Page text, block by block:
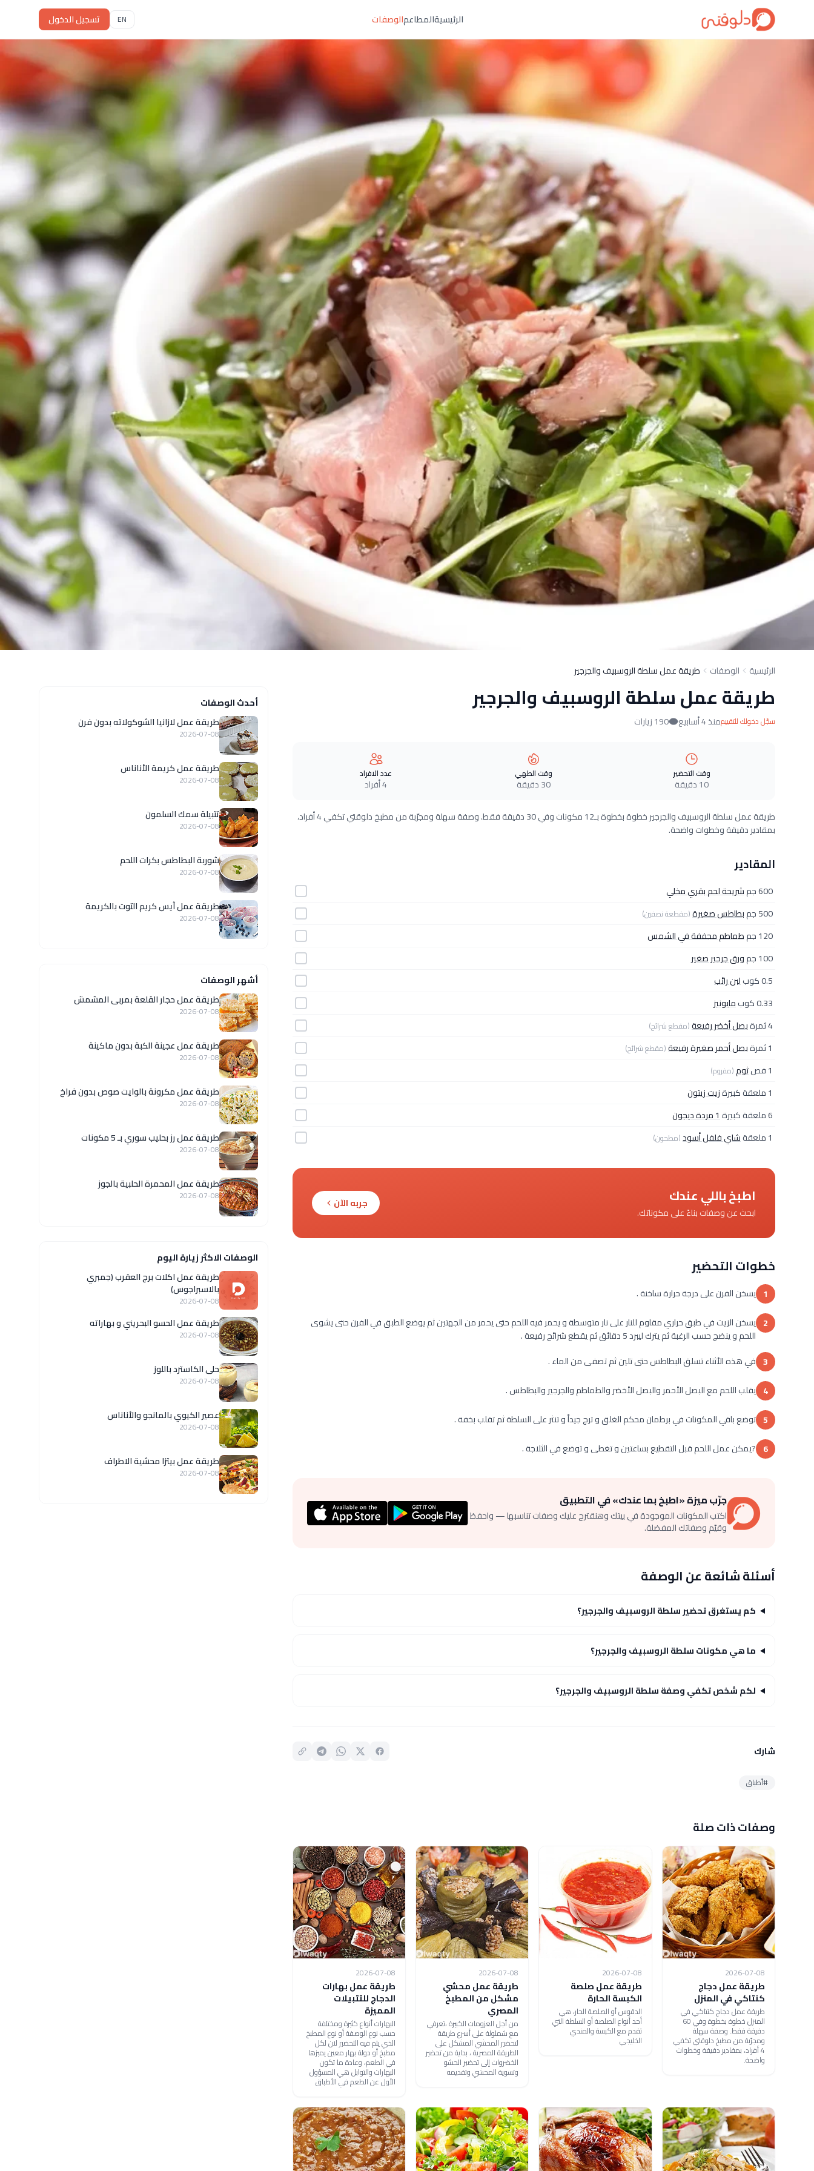
الرئيسيةالمطاعمالوصفات EN تسجيل الدخول
الرئيسية الوصفات طريقة عمل سلطة الروسبيف والجرجير
طريقة عمل سلطة الروسبيف والجرجير
سجّل دخولك للتقييممنذ 4 أسابيع 190 زيارات
وقت التحضير
10 دقيقة
وقت الطهي
30 دقيقة
عدد الافراد
4 أفراد
طريقة عمل سلطة الروسبيف والجرجير خطوة بخطوة بـ12 مكونات وفي 30 دقيقة فقط. وصفة سهلة ومجرّبة من مطبخ دلوقتي تكفي 4 أفراد،
بمقادير دقيقة وخطوات واضحة.
المقادير
600 جم
شريحة لحم بقري مخلي
500 جم
بطاطس صغيرة(مقطعة نصفين)
120 جم
طماطم مجففة في الشمس
100 جم
ورق جرجير صغير
0.5 كوب
لبن رائب
0.33 كوب
مايونيز
4 ثمرة
بصل أخضر رفيعة(مقطع شرائح)
1 ثمرة بصل أحمر صغيرة رفيعة(مقطع شرائح)
1 فص ثوم(مفروم)
1 ملعقة كبيرة
زيت زيتون
6 ملعقة كبيرة
1 مردة ديجون
1 ملعقة
شاي فلفل أسود(مطحون)
اطبخ باللي عندك
ابحث عن وصفات بناءً على مكوناتك.
جربه الآن
خطوات التحضير
1 يسخن الفرن على درجة حرارة ساخنة .
2 يسخن الزيت في طبق حراري مقاوم للنار على نار متوسطة و يحمر فيه اللحم حتى يحمر من الجهتين ثم يوضع الطبق في الفرن حتى يشوى
اللحم و ينضج حسب الرغبة ثم يترك ليبرد 5 دقائق ثم يقطع شرائح رفيعة .
3 في هذه الأثناء تسلق البطاطس حتى تلين ثم تصفى من الماء .
4 يقلب اللحم مع البصل الأحمر والبصل الأخضر والطماطم والجرجير والبطاطس .
5 توضع باقي المكونات في برطمان محكم الغلق و ترج جيداً و تنثر على السلطة ثم تقلب بخفة .
6 ?يمكن عمل اللحم قبل التقطيع بساعتين و تغطى و توضع في الثلاجة .
جرّب ميزة «اطبخ بما عندك» في التطبيق
اكتب المكونات الموجودة في بيتك وهنقترح عليك وصفات تناسبها — واحفظ
وقيّم وصفاتك المفضلة.
أسئلة شائعة عن الوصفة
كم يستغرق تحضير سلطة الروسبيف والجرجير؟
ما هي مكونات سلطة الروسبيف والجرجير؟
لكم شخص تكفي وصفة سلطة الروسبيف والجرجير؟
شارك
#أطباق
وصفات ذات صلة
2026-07-08
طريقة عمل دجاج
كنتاكي في المنزل
طريقة عمل دجاج كنتاكي في
المنزل خطوة بخطوة وفي 60
دقيقة فقط. وصفة سهلة
ومجرّبة من مطبخ دلوقتي تكفي
4 أفراد، بمقادير دقيقة وخطوات
واضحة.
2026-07-08
طريقة عمل صلصة
الكبسة الحارة
الدقوس أو الصلصة الحار، هي
أحد أنواع الصلصة أو السلطة التي
تقدم مع الكبسة والمندي
الخليجي
2026-07-08
طريقة عمل محشي
مشكل من المطبخ
المصري
من أجل العزومات الكبيرة ،تعرفي
مع شملولة على أسرع طريقة
لتحضير المحشي المشكل على
الطريقة المصرية ، بداية من تحضير
الخضروات إلى تحضير الحشو
وتسوية المحشي وتقديمه
2026-07-08
طريقة عمل بهارات
الدجاج للتتبيلات
المميزة
البهارات أنواع كثيرة ومختلفة
حسب نوع الوصفة أو نوع المطبخ
الذي يتم فيه التحضير لان لكل
مطبخ أو دولة بهار معين يميزها
في الطعم، وعادة ما تكون
البهارات والتوابل هي المسؤول
الأول عن الطعم في الأطباق
أحدث الوصفات
طريقة عمل لازانيا الشوكولاته بدون فرن
2026-07-08
طريقة عمل كريمة الأناناس
2026-07-08
تتبيلة سمك السلمون
2026-07-08
شوربة البطاطس بكرات اللحم
2026-07-08
طريقة عمل آيس كريم التوت بالكريمة
2026-07-08
أشهر الوصفات
طريقة عمل حجار القلعة بمربى المشمش
2026-07-08
طريقة عمل عجينة الكبة بدون ماكينة
2026-07-08
طريقة عمل مكرونة بالوايت صوص بدون فراخ
2026-07-08
طريقة عمل رز بحليب سوري بـ 5 مكونات
2026-07-08
طريقة عمل المحمرة الحلبية بالجوز
2026-07-08
الوصفات الاكثر زيارة اليوم
طريقة عمل اكلات برج العقرب (جمبري
بالاسبراجوس)
2026-07-08
طريقة عمل الحسو البحريني و بهاراته
2026-07-08
حلى الكاسترد باللوز
2026-07-08
عصير الكيوي بالمانجو والأناناس
2026-07-08
طريقة عمل بيتزا محشية الاطراف
2026-07-08